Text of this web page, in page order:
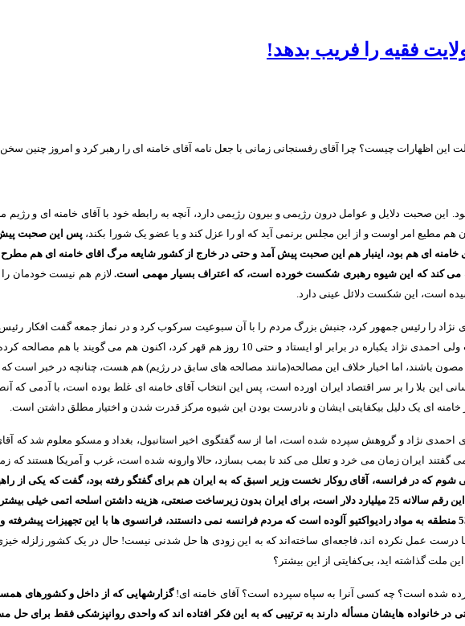
فقیه را فریب بدهد!
این اظهارات چیست؟ چرا آقای رفسنجانی زمانی با جعل نامه آقای خامنه ای را رهبر کرد و امروز چنین
این صحبت دلایل و عوامل درون رژیمی و بیرون رژیمی دارد، آنچه به رابطه خود با آقای خامنه ای و
مطیع امر اوست و از این مجلس برنمی آید که او را عزل کند و یا عضو یک شورا بکند، پس این صحبت پیش
خامنه ای هم بود، اینبار هم این صحبت پیش آمد و حتی در خارج از کشور شایعه مرگ اقای خامنه ای هم
می کند که این شیوه رهبری شکست خورده است، که اعتراف بسیار مهمی است. لازم هم نیست خودمان را
است، این شکست دلائل عینی دارد
نژاد را رئیس جمهور کرد، جنبش بزرگ مردم را با آن سبوعیت سرکوب کرد و در نماز جمعه گفت افکار
احمدی نژاد یکباره در برابر او ایستاد و حتی 10 روز هم قهر کرد، اکنون هم می گویند با هم مصالحه
مصون باشند، اما اخبار خلاف این مصالحه(مانند مصالحه های سابق در رژیم) هم هست، چنانچه در خبر است که
این بلا را بر سر اقتصاد ایران اورده است، پس این انتخاب آقای خامنه ای غلط بوده است، با آدمی که
ای یک دلیل بیکفایتی ایشان و نادرست بودن این شیوه مرکز قدرت شدن و اختیار مطلق داشتن است
احمدی نژاد و گروهش سپرده شده است، اما از سه گفتگوی اخیر استانبول، بغداد و مسکو معلوم شد که
ایران زمان می خرد و تعلل می کند تا بمب بسازد، حالا وارونه شده است، غرب و آمریکا هستند که
می شوم که در فرانسه، آقای روکار نخست وزیر اسبق که به ایران هم برای گفتگو رفته بود، گفت که یکی
رقم سالانه 25 میلیارد دلار است، برای ایران بدون زیرساخت صنعتی، هزینه داشتن اسلحه اتمی خیلی
منطقه به مواد رادیواکتیو آلوده است که مردم فرانسه نمی دانستند، فرانسوی ها با این تجهیزات
درست عمل نکرده اند، فاجعه‌ای ساخته‌اند که به این زودی ها حل شدنی نیست! حال در یک کشور زلزله خیزی
ملت گذاشته اید، بی‌کفایتی از این بیشتر؟
شده است؟ چه کسی آنرا به سپاه سپرده است؟ آقای خامنه ای!گزارشهایی که از داخل و کشورهای
خانواده هایشان مسأله دارند به ترتیبی که به این فکر افتاده اند که واحدی روانپزشکی فقط برای حل